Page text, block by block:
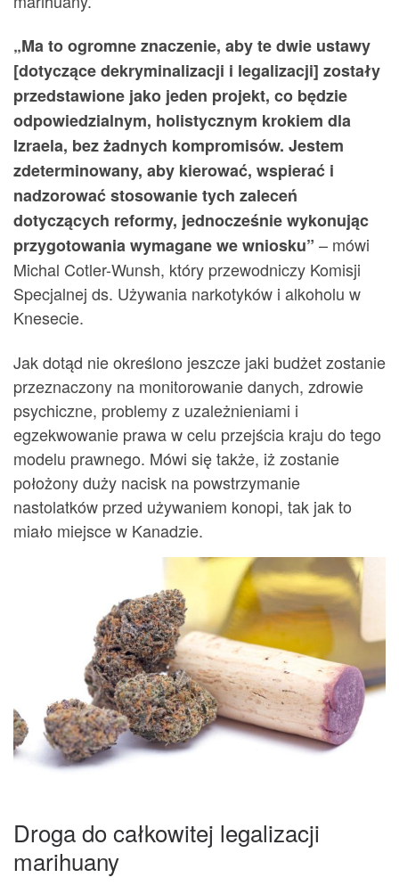
„Ma to ogromne znaczenie, aby te dwie ustawy
[dotyczące dekryminalizacji i legalizacji] zostały
przedstawione jako jeden projekt, co będzie
odpowiedzialnym, holistycznym krokiem dla
Izraela, bez żadnych kompromisów. Jestem
zdeterminowany, aby kierować, wspierać i
nadzorować stosowanie tych zaleceń
dotyczących reformy, jednocześnie wykonując
przygotowania wymagane we wniosku” – mówi
Michal Cotler-Wunsh, który przewodniczy Komisji
Specjalnej ds. Używania narkotyków i alkoholu w
Knesecie.
Jak dotąd nie określono jeszcze jaki budżet zostanie
przeznaczony na monitorowanie danych, zdrowie
psychiczne, problemy z uzależnieniami i
egzekwowanie prawa w celu przejścia kraju do tego
modelu prawnego. Mówi się także, iż zostanie
położony duży nacisk na powstrzymanie
nastolatków przed używaniem konopi, tak jak to
miało miejsce w Kanadzie.
Droga do całkowitej legalizacji
marihuany